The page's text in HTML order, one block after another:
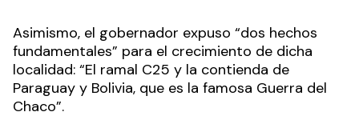
Asimismo, el gobernador expuso “dos hechos
fundamentales” para el crecimiento de dicha
localidad: “El ramal C25 y la contienda de
Paraguay y Bolivia, que es la famosa Guerra del
Chaco”.